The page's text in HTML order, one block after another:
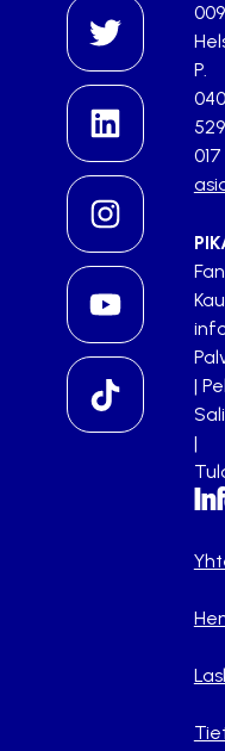
P.
529
017
|
|